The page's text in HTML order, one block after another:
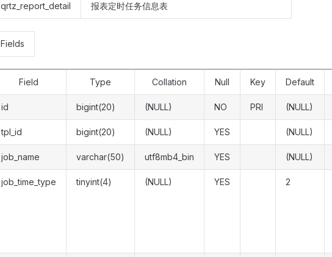
qrtz_report_detail 报表定时任务信息表
Fields
Field Type Collation Null Key Default
id bigint(20) (NULL) NO PRI (NULL)
tpl_id bigint(20) (NULL) YES (NULL)
job_name varchar(50) utf8mb4_bin YES (NULL)
job_time_type tinyint(4) (NULL) YES 2